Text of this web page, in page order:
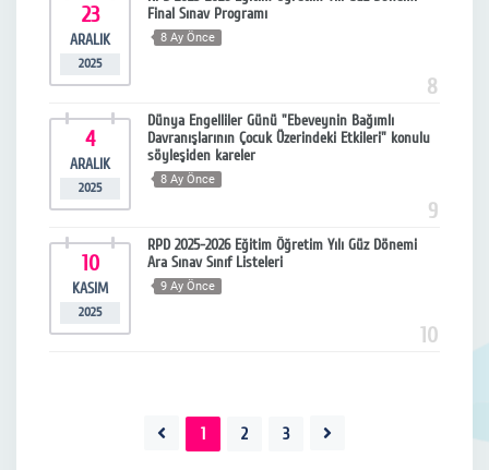
23
ARALIK
2025
Final Sınav Programı
8 Ay Önce
8
4
ARALIK
2025
Dünya Engelliler Günü "Ebeveynin Bağımlı
Davranışlarının Çocuk Üzerindeki Etkileri" konulu
söyleşiden kareler
8 Ay Önce
9
10
KASIM
2025
RPD 2025-2026 Eğitim Öğretim Yılı Güz Dönemi
Ara Sınav Sınıf Listeleri
9 Ay Önce
10
1 2 3